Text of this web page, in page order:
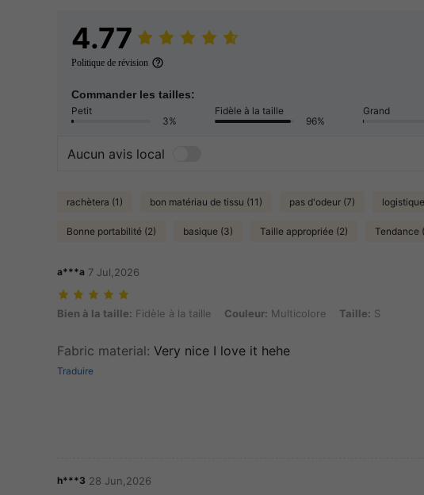
4.77
Politique de révision
Commander les tailles:
Petit
3%
Fidèle à la taille
96%
Grand
Aucun avis local
rachètera (1) bon matériau de tissu (11) pas d'odeur (7)
Bonne portabilité (2) basique (3) Taille appropriée (2) Tendance
a***a 7 Jul,2026
Bien à la taille: Fidèle à la taille, Couleur: Multicolore, Taille: S
Bien à la taille: Fidèle à la taille Couleur: Multicolore Taille: S
Fabric material: Very nice I love it hehe
Traduire
h***3 28 Jun,2026